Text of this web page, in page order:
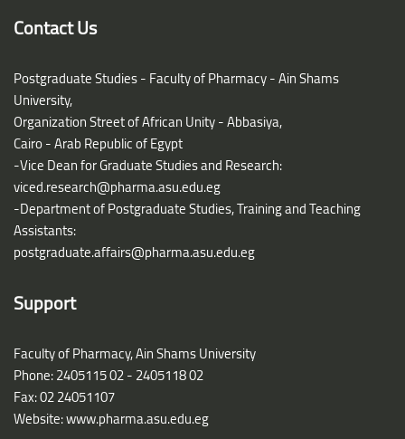
Contact Us
Postgraduate Studies - Faculty of Pharmacy - Ain Shams
University,
Organization Street of African Unity - Abbasiya,
Cairo - Arab Republic of Egypt
-Vice Dean for Graduate Studies and Research:
viced.research@pharma.asu.edu.eg
-Department of Postgraduate Studies, Training and Teaching
Assistants:
postgraduate.affairs@pharma.asu.edu.eg
Support
Faculty of Pharmacy, Ain Shams University
Phone: 2405115 02 - 2405118 02
Fax: 02 24051107
Website: www.pharma.asu.edu.eg